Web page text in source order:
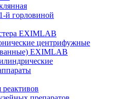
й горловиной
EXIMLAB
центрифужные
EXIMLAB